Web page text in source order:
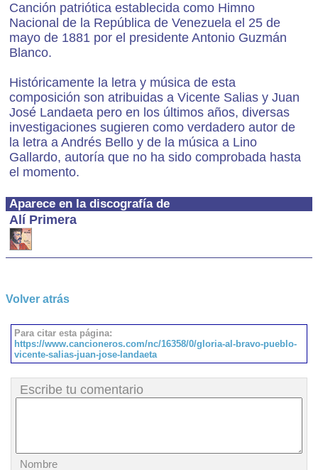
Canción patriótica establecida como Himno
Nacional de la República de Venezuela el 25 de
mayo de 1881 por el presidente Antonio Guzmán
Blanco.
Históricamente la letra y música de esta
composición son atribuidas a Vicente Salias y Juan
José Landaeta pero en los últimos años, diversas
investigaciones sugieren como verdadero autor de
la letra a Andrés Bello y de la música a Lino
Gallardo, autoría que no ha sido comprobada hasta
el momento.
Aparece en la discografía de
Alí Primera
Volver atrás
Para citar esta página:
https://www.cancioneros.com/nc/16358/0/gloria-al-bravo-pueblo-
vicente-salias-juan-jose-landaeta
Escribe tu comentario
Nombre